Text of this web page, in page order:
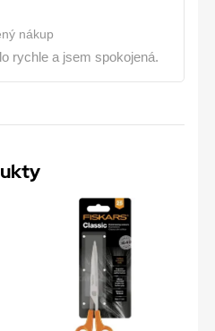
nákup
rychle a jsem spokojená.